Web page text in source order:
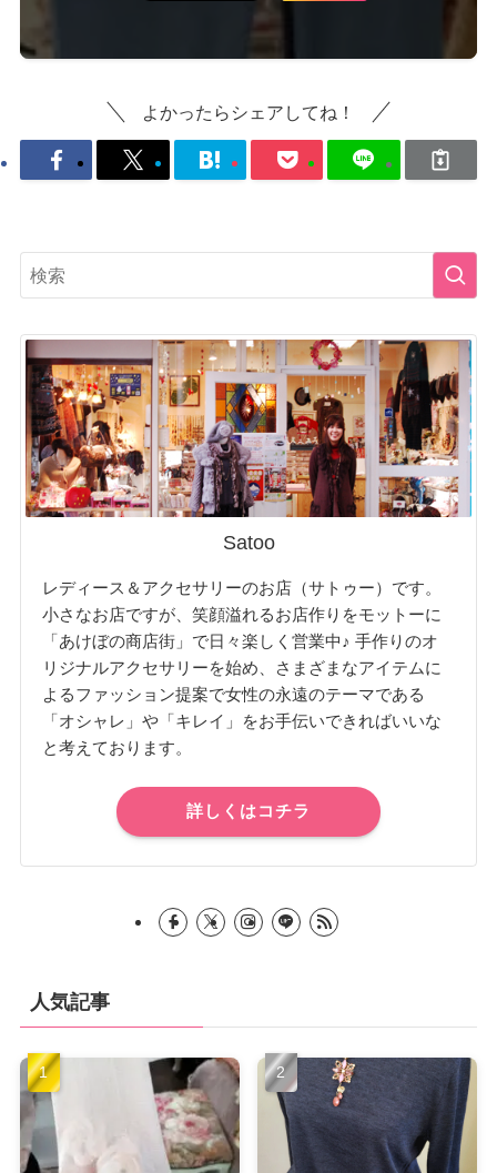
よかったらシェアしてね！
Satoo
レディース＆アクセサリーのお店（サトゥー）です。
小さなお店ですが、笑顔溢れるお店作りをモットーに
「あけぼの商店街」で日々楽しく営業中♪ 手作りのオ
リジナルアクセサリーを始め、さまざまなアイテムに
よるファッション提案で女性の永遠のテーマである
「オシャレ」や「キレイ」をお手伝いできればいいな
と考えております。
詳しくはコチラ
人気記事